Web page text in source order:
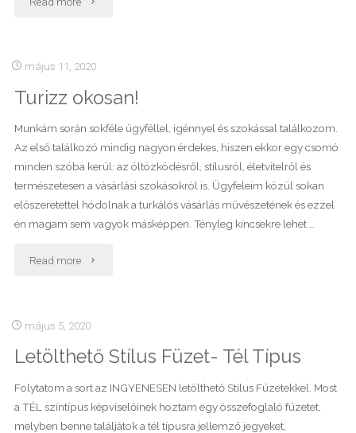
a
felesleges
ruhákkal?"
május 11, 2020
Turizz okosan!
Munkám során sokféle ügyféllel, igénnyel és szokással találkozom.
Az első találkozó mindig nagyon érdekes, hiszen ekkor egy csomó
minden szóba kerül: az öltözködésről, stílusról, életvitelről és
természetesen a vásárlási szokásokról is. Ügyfeleim közül sokan
előszeretettel hódolnak a turkálós vásárlás művészetének és ezzel
én magam sem vagyok másképpen. Tényleg kincsekre lehet …
Read more "Turizz
május 5, 2020
Letölthető Stílus Füzet- Tél Típus
Folytatom a sort az INGYENESEN letölthető Stílus Füzetekkel. Most
a TÉL színtípus képviselőinek hoztam egy összefoglaló füzetet,
melyben benne találjátok a tél típusra jellemző jegyeket,